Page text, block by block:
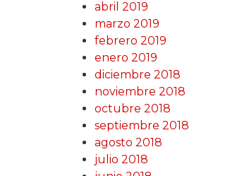
abril 2019
marzo 2019
febrero 2019
enero 2019
diciembre 2018
noviembre 2018
octubre 2018
septiembre 2018
agosto 2018
julio 2018